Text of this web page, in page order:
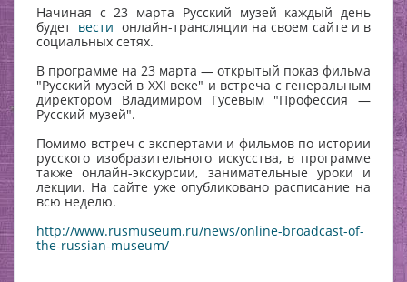
Начиная с 23 марта Русский музей каждый день
будет вести онлайн-трансляции на своем сайте и в
социальных сетях.
В программе на 23 марта — открытый показ фильма
"Русский музей в XXI веке" и встреча с генеральным
директором Владимиром Гусевым "Профессия —
Русский музей".
Помимо встреч с экспертами и фильмов по истории
русского изобразительного искусства, в программе
также онлайн-экскурсии, занимательные уроки и
лекции. На сайте уже опубликовано расписание на
всю неделю.
http://www.rusmuseum.ru/news/online-broadcast-of-
the-russian-museum/